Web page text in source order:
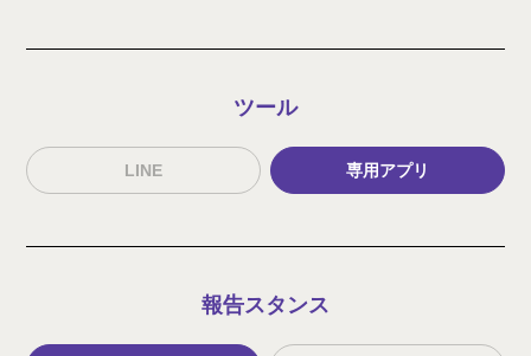
ツール
LINE 専用アプリ
報告スタンス